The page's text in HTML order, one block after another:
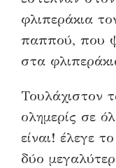
φλιπεράκια
παππού, που
στα
Τουλάχιστον
ολημερίς σε
είναι! έλεγε
δύο